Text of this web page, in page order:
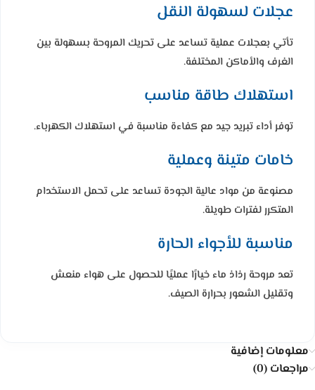
عجلات لسهولة النقل
تأتي بعجلات عملية تساعد على تحريك المروحة بسهولة بين
الغرف والأماكن المختلفة.
استهلاك طاقة مناسب
توفر أداء تبريد جيد مع كفاءة مناسبة في استهلاك الكهرباء.
خامات متينة وعملية
مصنوعة من مواد عالية الجودة تساعد على تحمل الاستخدام
المتكرر لفترات طويلة.
مناسبة للأجواء الحارة
تعد مروحة رذاذ ماء خيارًا عمليًا للحصول على هواء منعش
وتقليل الشعور بحرارة الصيف.
معلومات إضافية
مراجعات (0)